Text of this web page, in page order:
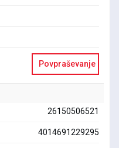
Povpraševanje
26150506521
4014691229295